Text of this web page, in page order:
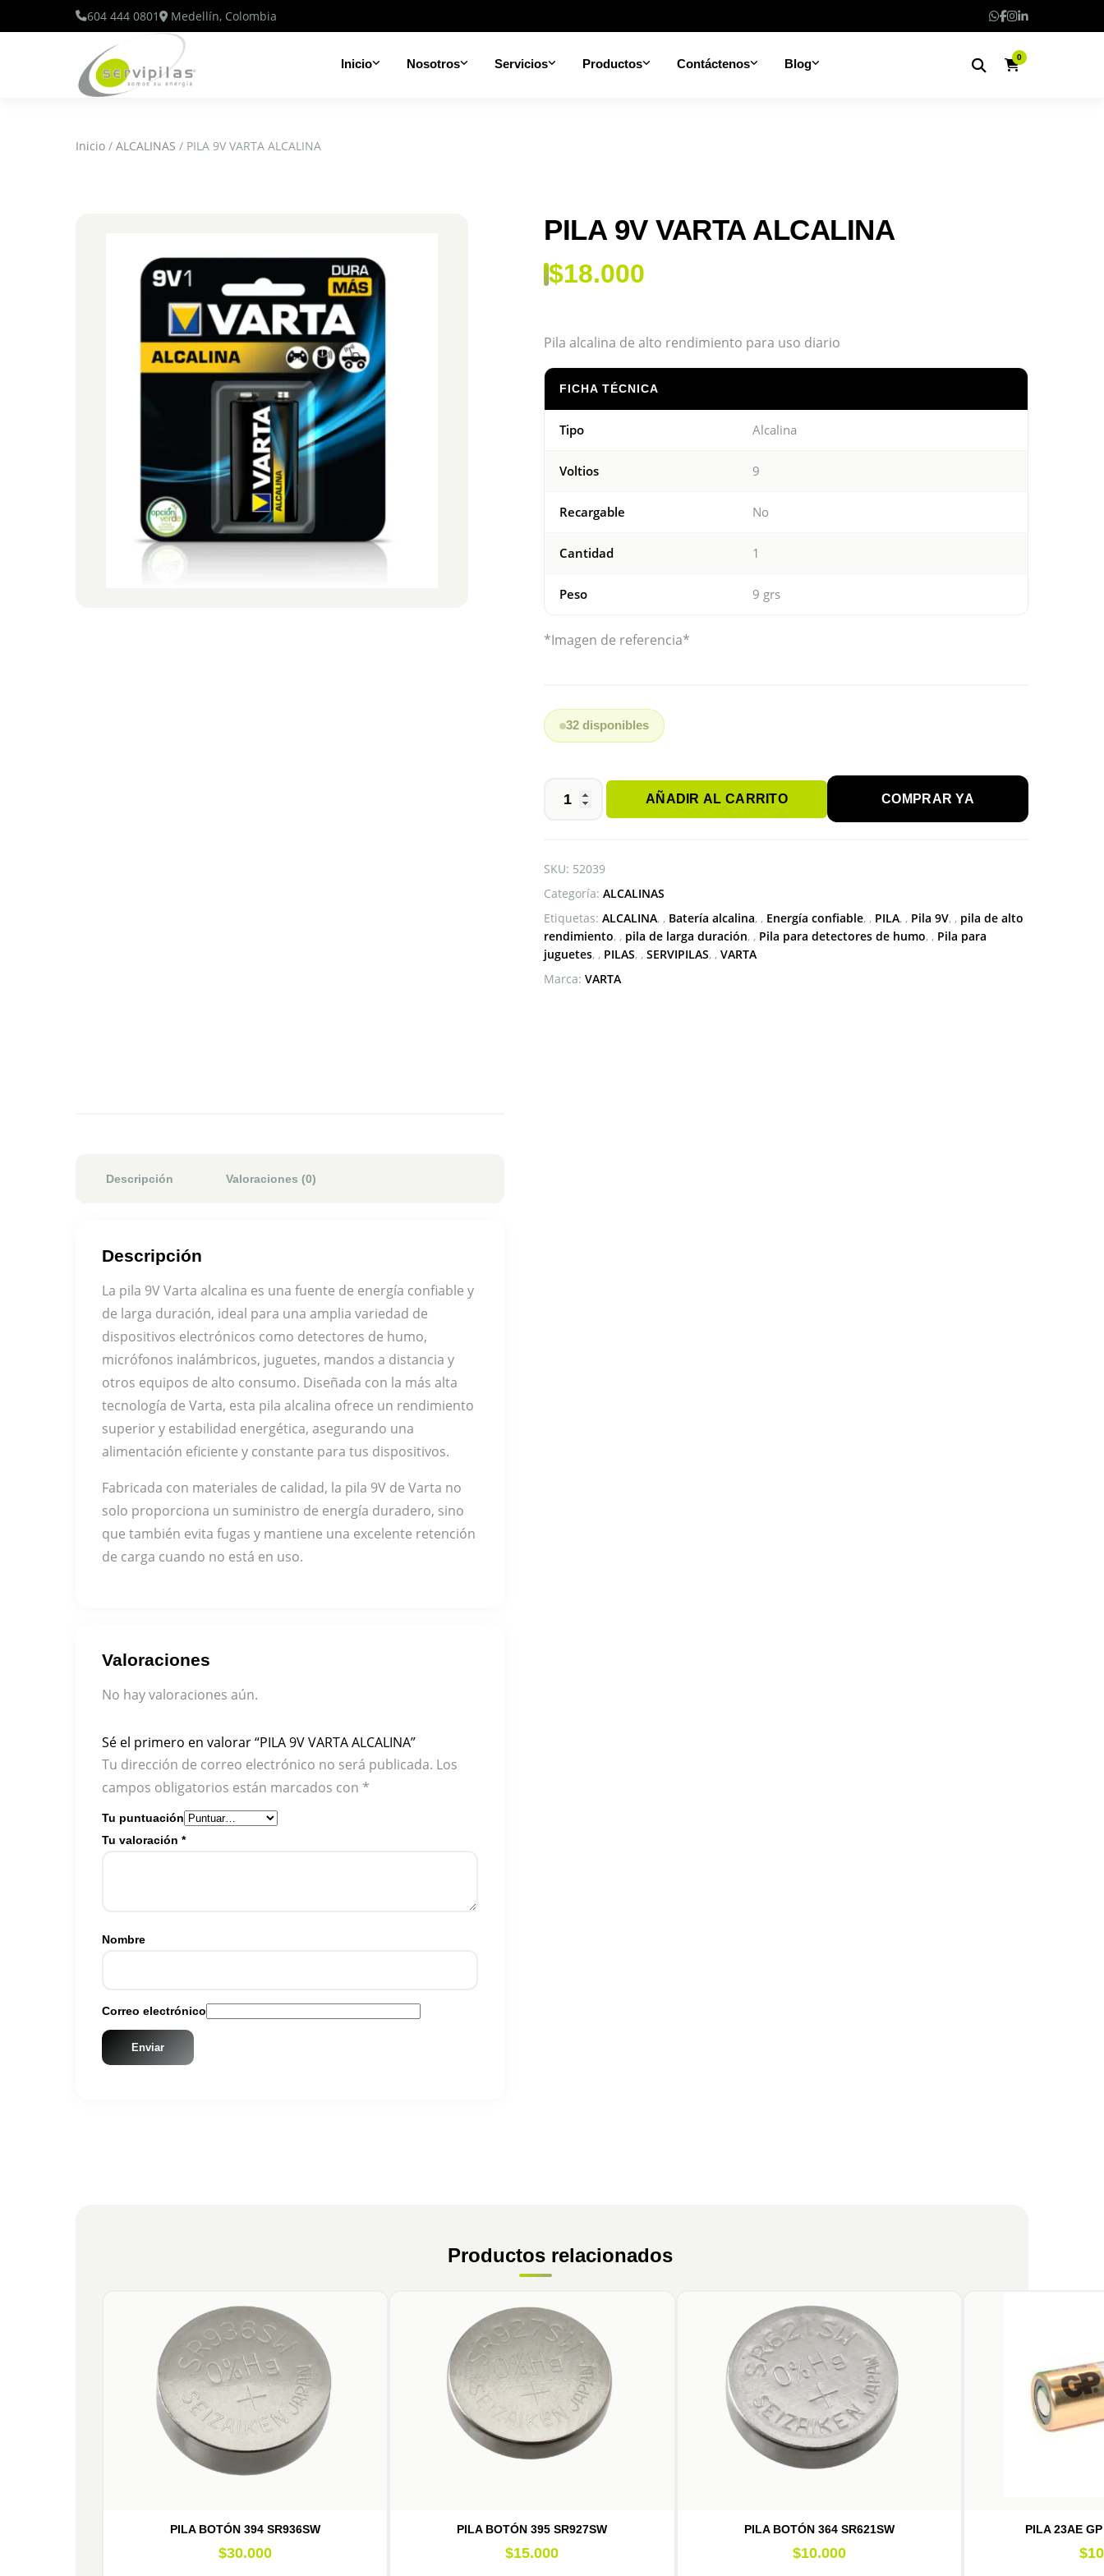
604 444 0801 Medellín, Colombia
Inicio Nosotros Servicios Productos Contáctenos Blog 0
Inicio / ALCALINAS / PILA 9V VARTA ALCALINA
PILA 9V VARTA ALCALINA
$18.000
Pila alcalina de alto rendimiento para uso diario
FICHA TÉCNICA
Tipo Alcalina
Voltios 9
Recargable No
Cantidad 1
Peso 9 grs
*Imagen de referencia*
32 disponibles
PILA
cantidad
AÑADIR AL CARRITO COMPRAR YA
SKU: 52039
Categoría: ALCALINAS
Etiquetas: ALCALINA , Batería alcalina , Energía confiable , PILA , Pila 9V , pila de alto
rendimiento , pila de larga duración , Pila para detectores de humo , Pila para
juguetes , PILAS , SERVIPILAS , VARTA
Marca: VARTA
Descripción Valoraciones (0)
Descripción
La pila 9V Varta alcalina es una fuente de energía confiable y
de larga duración, ideal para una amplia variedad de
dispositivos electrónicos como detectores de humo,
micrófonos inalámbricos, juguetes, mandos a distancia y
otros equipos de alto consumo. Diseñada con la más alta
tecnología de Varta, esta pila alcalina ofrece un rendimiento
superior y estabilidad energética, asegurando una
alimentación eficiente y constante para tus dispositivos.
Fabricada con materiales de calidad, la pila 9V de Varta no
solo proporciona un suministro de energía duradero, sino
que también evita fugas y mantiene una excelente retención
de carga cuando no está en uso.
Valoraciones
No hay valoraciones aún.
Sé el primero en valorar “PILA 9V VARTA ALCALINA”
Tu dirección de correo electrónico no será publicada. Los
campos obligatorios están marcados con *
Tu puntuación
Tu valoración *
Nombre
Correo electrónico
Productos relacionados
PILA BOTÓN 394 SR936SW
$30.000
PILA BOTÓN 395 SR927SW
$15.000
PILA BOTÓN 364 SR621SW
$10.000
PILA 23AE
$